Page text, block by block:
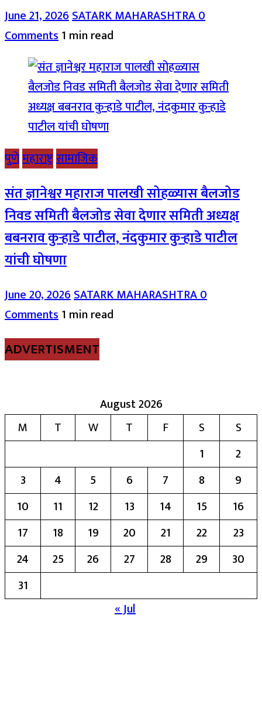
June 21, 2026SATARK MAHARASHTRA0
Comments1 min read
पुणेमहाराष्ट्रसामाजिक
संत ज्ञानेश्वर महाराज पालखी सोहळ्यास बैलजोड
निवड समिती बैलजोड सेवा देणार समिती अध्यक्ष
बबनराव कुऱ्हाडे पाटील, नंदकुमार कुऱ्हाडे पाटील
यांची घोषणा
June 20, 2026SATARK MAHARASHTRA0
Comments1 min read
ADVERTISMENT
August 2026
M
T W T F S
S
1
2
3
4 5 6 7 8
9
10
11 12 13 14 15
16
17
18 19 20 21 22
23
24
25 26 27 28 29
30
31
« Jul